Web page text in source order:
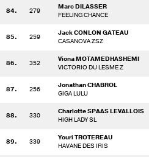
84. 279
Marc DILASSER
FEELING CHANCE
85. 259
Jack CONLON GATEAU
CASANOVA ZSZ
86. 352
Viona MOTAMEDHASHEMI
VICTORIO DU LESME Z
87. 256
Jonathan CHABROL
GIGA LULU
88. 330
Charlotte SPAAS LEVALLOIS
HIGH LADY SL
89. 339
Youri TROTEREAU
HAVANE DES IRIS